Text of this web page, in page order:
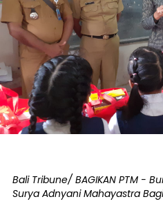
Bali Tribune/ BAGIKAN PTM -
Surya Adnyani Mahayastra